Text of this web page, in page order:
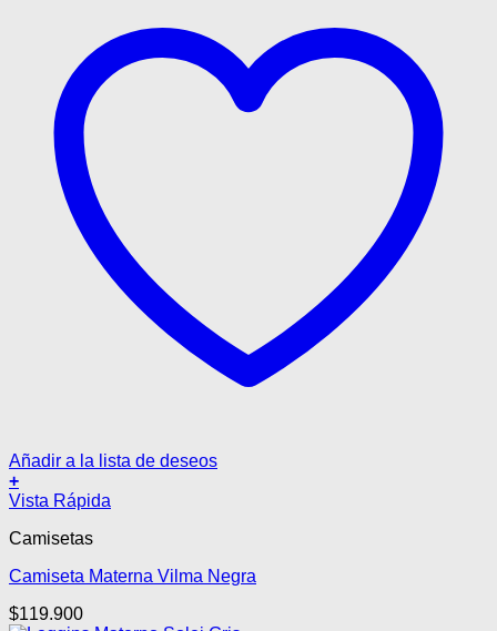
Añadir a la lista de deseos
+
Este
tiene
variantes.
opciones
Vista Rápida
Camisetas
Camiseta Materna Vilma Negra
$119.900